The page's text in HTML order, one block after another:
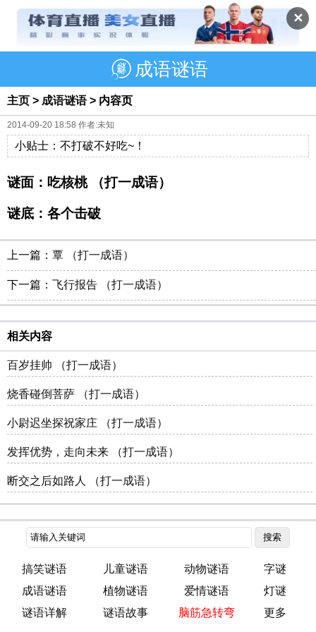
✕
成语谜语
主页 > 成语谜语> 内容页
2014-09-20 18:58 作者:未知
小贴士：不打破不好吃~！
谜面：吃核桃 （打一成语）
谜底：各个击破
上一篇： 覃 （打一成语）
下一篇： 飞行报告 （打一成语）
相关内容
百岁挂帅 （打一成语）
烧香碰倒菩萨 （打一成语）
小尉迟坐探祝家庄 （打一成语）
发挥优势，走向未来 （打一成语）
断交之后如路人 （打一成语）
搞笑谜语 儿童谜语 动物谜语
字谜
成语谜语
植物谜语 爱情谜语
灯谜
谜语详解
谜语故事 脑筋急转弯 更多